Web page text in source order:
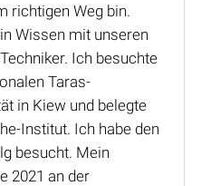
richtigen Weg bin.
Wissen mit unseren
Ich besuchte
Taras-
in Kiew und belegte
Institut. Ich habe den
besucht. Mein
2021 an der